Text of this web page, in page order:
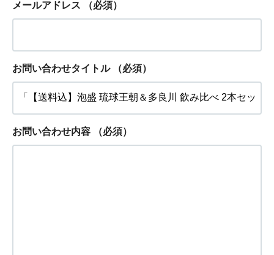
メールアドレス （必須）
お問い合わせタイトル （必須）
お問い合わせ内容 （必須）